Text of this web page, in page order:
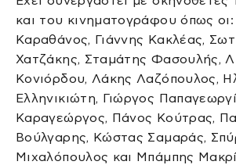
και του κινηματογράφου όπως οι:
Καραθάνος, Γιάννης Κακλέας,
Χατζάκης, Σταμάτης Φασουλής,
Κονιόρδου, Λάκης Λαζόπουλος,
Ελληνικιώτη, Γιώργος
Καραγεώργος, Πάνος Κούτρας,
Βούλγαρης, Κώστας Σαμαράς,
Μιχαλόπουλος και Μπάμπης